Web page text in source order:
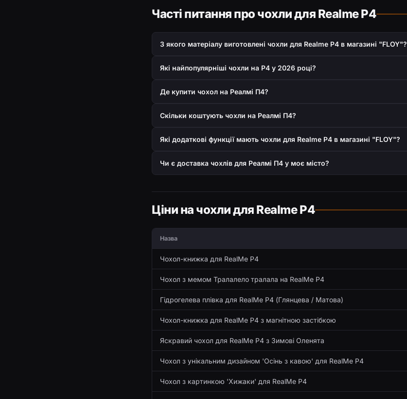
Часті питання про чохли для Realme P4
З якого матеріалу виготовлені чохли для Realme P4 в магазині "FLOY"?
Які найпопулярніші чохли на P4 у 2026 році?
Де купити чохол на Реалмі П4?
Скільки коштують чохли на Реалмі П4?
Які додаткові функції мають чохли для Realme P4 в магазині "FLOY"?
Чи є доставка чохлів для Реалмі П4 у моє місто?
Ціни на чохли для Realme P4
Назва
Чохол-книжка для RealMe P4
Чохол з мемом Тралалело тралала на RealMe P4
Гідрогелева плівка для RealMe P4 (Глянцева / Матова)
Чохол-книжка для RealMe P4 з магнітною застібкою
Яскравий чохол для RealMe P4 з Зимові Оленята
Чохол з унікальним дизайном 'Осінь з кавою' для RealMe P4
Чохол з картинкою 'Хижаки' для RealMe P4